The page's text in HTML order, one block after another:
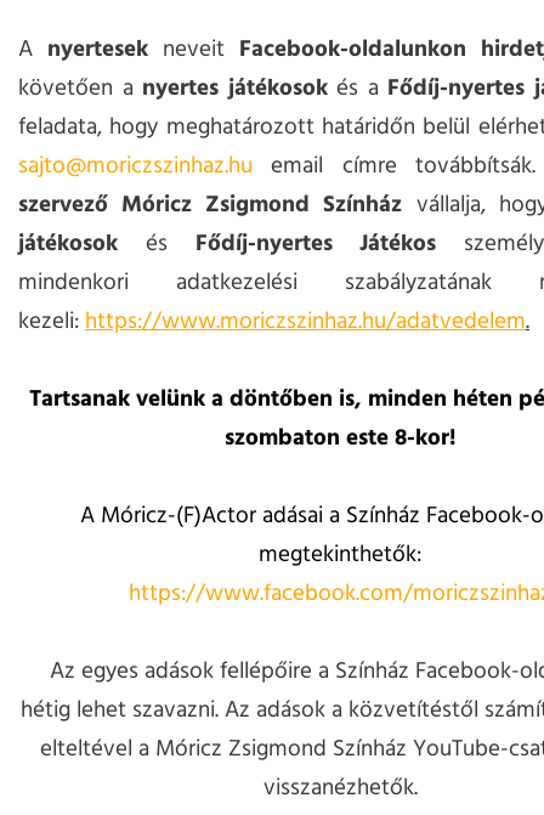
A nyertesek neveit Facebook-oldalunkon
követően a nyertes játékosokés a Fődíj-nyertes
feladata, hogy meghatározott határidőn belül
sajto@moriczszinhaz.hu email címre
szervező Móricz Zsigmond Színház vállalja,
játékosok ésFődíj-nyertes Játékos
mindenkori adatkezelési szabályzatának
kezeli:https://www.moriczszinhaz.hu/adatvedelem.
Tartsanak velünk a döntőben is, minden héten
szombaton este 8-kor!
A Móricz-(F)Actor adásai a Színház Facebook-
megtekinthetők:
https://www.facebook.com/
Az egyes adások fellépőire a Színház Facebook-
hétig lehet szavazni. Az adások a közvetítéstől
elteltével a Móricz Zsigmond Színház YouTube-
visszanézhetők.